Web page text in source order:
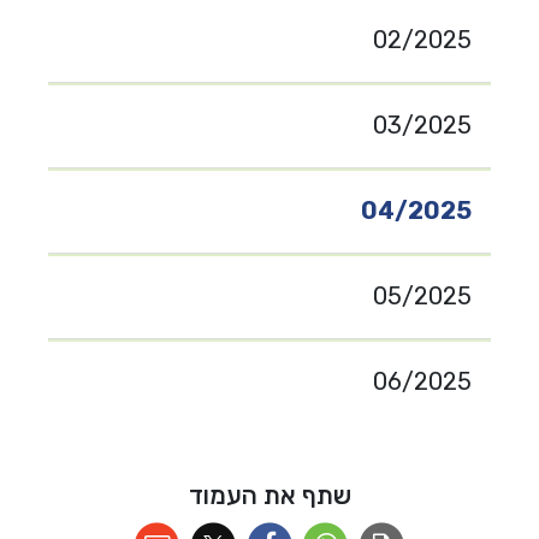
02/2025
03/2025
04/2025
05/2025
06/2025
שתף את העמוד